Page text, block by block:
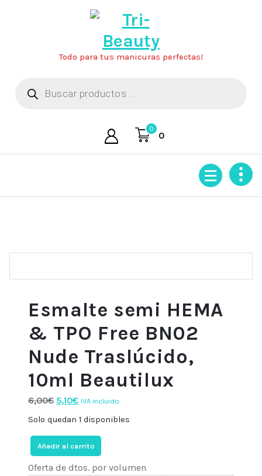
Todo para tus manicuras perfectas!
productos
0
0
Esmalte semi HEMA
& TPO Free BN02
Nude Traslúcido,
10ml Beautilux
6,00€ El
precio
era:
6,00€.
5,10€El
precio
actual
es:
5,10€.
IVA incluido.
Solo quedan 1 disponibles
Esmalte
semi
HEMA
Añadir al carrito
Oferta de dtos. por volumen